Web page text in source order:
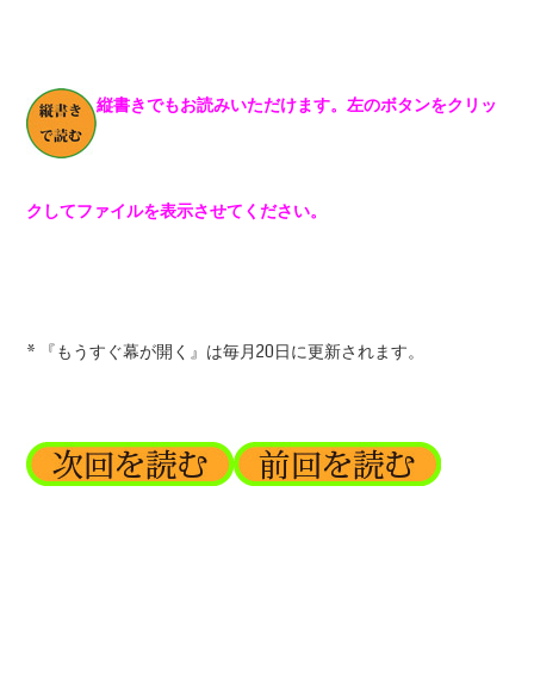
縦書きでもお読みいただけます。左のボタンをクリッ
クしてファイルを表示させてください。
* 『もうすぐ幕が開く』は毎月20日に更新されます。